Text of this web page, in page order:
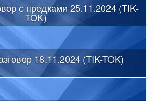
с предками 25.11.2024 (TIK-
TOK)
18.11.2024 (TIK-TOK)